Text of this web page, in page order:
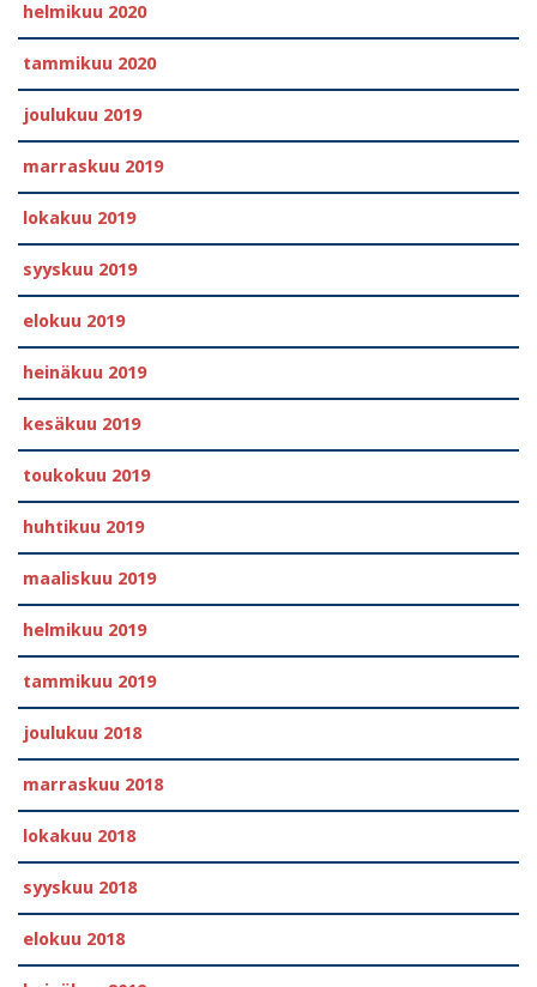
helmikuu 2020
tammikuu 2020
joulukuu 2019
marraskuu 2019
lokakuu 2019
syyskuu 2019
elokuu 2019
heinäkuu 2019
kesäkuu 2019
toukokuu 2019
huhtikuu 2019
maaliskuu 2019
helmikuu 2019
tammikuu 2019
joulukuu 2018
marraskuu 2018
lokakuu 2018
syyskuu 2018
elokuu 2018